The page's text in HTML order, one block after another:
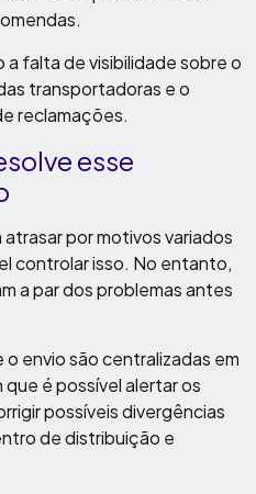
a falta de visibilidade sobre o
transportadoras e o
reclamações.
esse
por motivos variados
controlar isso. No entanto,
a par dos problemas antes
envio são centralizadas em
que é possível alertar os
possíveis divergências
de distribuição e